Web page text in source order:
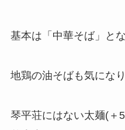
基本は「中華そば」とな
地鶏の油そばも気にな
琴平荘にはない太麺(＋